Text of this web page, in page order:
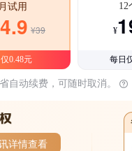
试用
¥39
0.48元
12
¥
每日
自动续费，可随时取消。
详情查看